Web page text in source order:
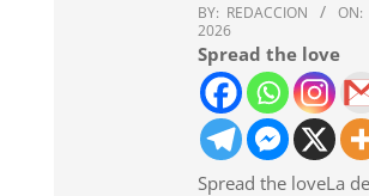
BY: REDACCION ON:
2026
Spread the love
Spread the loveLa